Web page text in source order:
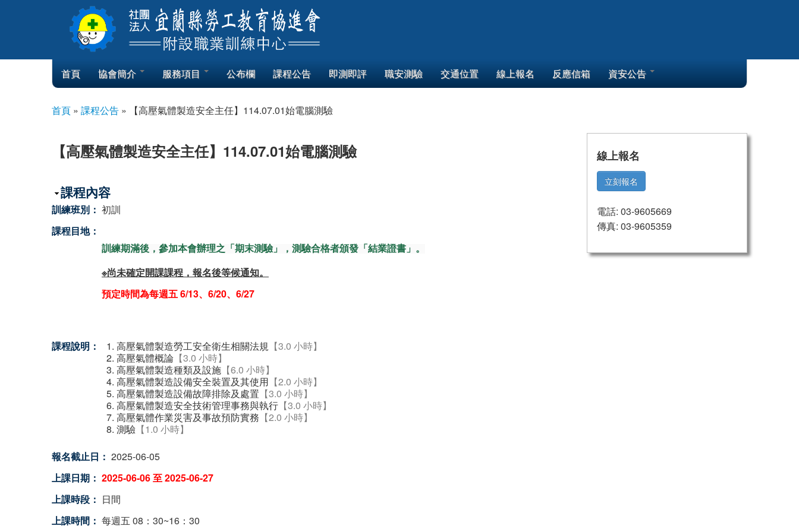
首頁 協會簡介 服務項目 公布欄 課程公告 即測即評 職安測驗 交通位置 線上報名 反應信箱 資安公告
您在這裡
首頁 » 課程公告 » 【高壓氣體製造安全主任】114.07.01始電腦測驗
【高壓氣體製造安全主任】114.07.01始電腦測驗
隱藏
課程內容
訓練班別： 初訓
課程目地：
訓練期滿後，參加本會辦理之「期末測驗」，測驗合格者頒發「結業證書」。
※尚未確定開課課程，報名後等候通知。
預定時間為每週五6/13、6/20、6/27
課程說明： 高壓氣體製造勞工安全衛生相關法規 【3.0 小時】
高壓氣體概論 【3.0 小時】
高壓氣體製造種類及設施 【6.0 小時】
高壓氣體製造設備安全裝置及其使用 【2.0 小時】
高壓氣體製造設備故障排除及處置 【3.0 小時】
高壓氣體製造安全技術管理事務與執行 【3.0 小時】
高壓氣體作業災害及事故預防實務 【2.0 小時】
測驗 【1.0 小時】
報名截止日： 2025-06-05
上課日期： 2025-06-06至2025-06-27
上課時段： 日間
上課時間： 每週五 08：30~16：30
線上報名
立刻報名
電話: 03-9605669
傳真: 03-9605359